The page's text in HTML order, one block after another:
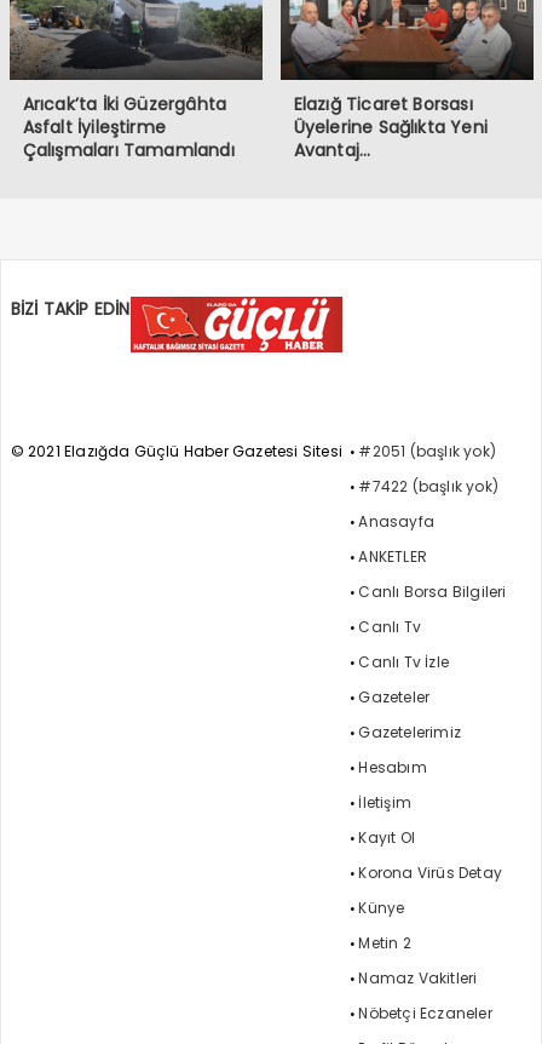
Arıcak’ta İki Güzergâhta
Asfalt İyileştirme
Çalışmaları Tamamlandı
Elazığ Ticaret Borsası
Üyelerine Sağlıkta Yeni
Avantaj…
BİZİ TAKİP EDİN
© 2021 Elazığda Güçlü Haber Gazetesi Sitesi
#2051 (başlık yok)
#7422 (başlık yok)
Anasayfa
ANKETLER
Canlı Borsa Bilgileri
Canlı Tv
Canlı Tv İzle
Gazeteler
Gazetelerimiz
Hesabım
İletişim
Kayıt Ol
Korona Virüs Detay
Künye
Metin 2
Namaz Vakitleri
Nöbetçi Eczaneler